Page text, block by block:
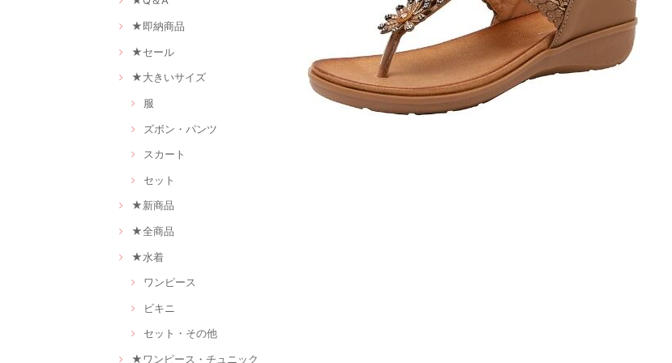
★即納商品
★セール
★大きいサイズ
服
ズボン・パンツ
スカート
セット
★新商品
★全商品
★水着
ワンピース
ビキニ
セット・その他
★ワンピース・チュニック